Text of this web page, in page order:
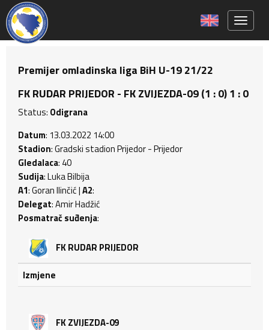
Premijer omladinska liga BiH U-19 21/22
FK RUDAR PRIJEDOR - FK ZVIJEZDA-09 (1 : 0) 1 : 0
Status: Odigrana
Datum: 13.03.2022 14:00
Stadion: Gradski stadion Prijedor - Prijedor
Gledalaca: 40
Sudija: Luka Bilbija
A1: Goran Ilinčić |A2:
Delegat: Amir Hadžić
Posmatrač suđenja:
FK RUDAR PRIJEDOR
Izmjene
FK ZVIJEZDA-09